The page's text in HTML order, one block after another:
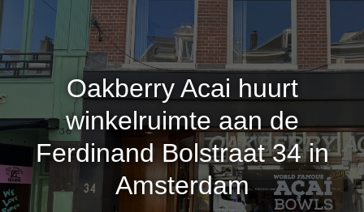
Oakberry Acai huurt
winkelruimte aan de
Ferdinand Bolstraat 34 in
Amsterdam